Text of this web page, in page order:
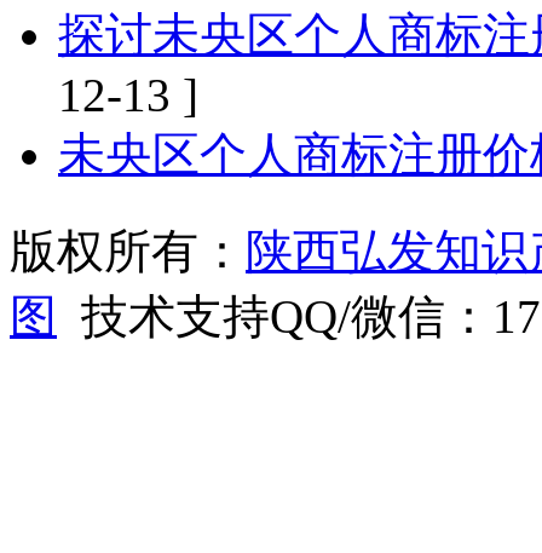
探讨未央区个人商标
12-13 ]
未央区个人商标注册
版权所有： 陕西弘发知
图
技术支持QQ/微信：